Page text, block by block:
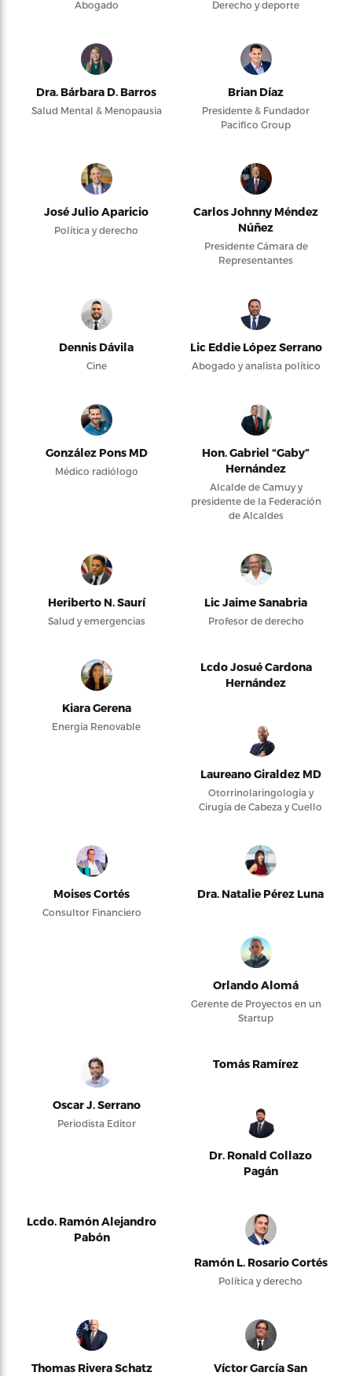
Abogado Derecho y deporte
Dra. Bárbara D. Barros
Salud Mental & Menopausia
Brian Díaz
Presidente & Fundador
Pacifico Group
José Julio Aparicio
Política y derecho
Carlos Johnny Méndez
Núñez
Presidente Cámara de
Representantes
Dennis Dávila
Cine
Lic Eddie López Serrano
Abogado y analista político
González Pons MD
Médico radiólogo
Hon. Gabriel “Gaby”
Hernández
Alcalde de Camuy y
presidente de la Federación
de Alcaldes
Heriberto N. Saurí
Salud y emergencias
Lic Jaime Sanabria
Profesor de derecho
Kiara Gerena
Energía Renovable
Lcdo Josué Cardona
Hernández
Laureano Giraldez MD
Otorrinolaringología y
Cirugía de Cabeza y Cuello
Moises Cortés
Consultor Financiero
Dra. Natalie Pérez Luna
Orlando Alomá
Gerente de Proyectos en un
Startup
Oscar J. Serrano
Periodista Editor
Tomás Ramírez
Dr. Ronald Collazo
Pagán
Lcdo. Ramón Alejandro
Pabón
Ramón L. Rosario Cortés
Política y derecho
Thomas Rivera Schatz
Víctor García San